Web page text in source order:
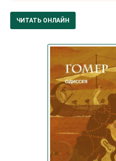
ЧИТАТЬ ОНЛАЙН